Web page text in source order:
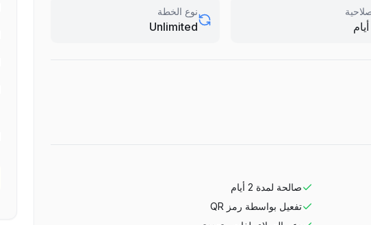
نوع الخطة
Unlimited
صالحة لمدة 2 أيام
تفعيل بواسطة رمز QR